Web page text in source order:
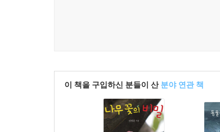
이 책을 구입하신 분들이 산 분야 연관 책